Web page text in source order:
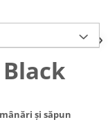
Black
și săpun